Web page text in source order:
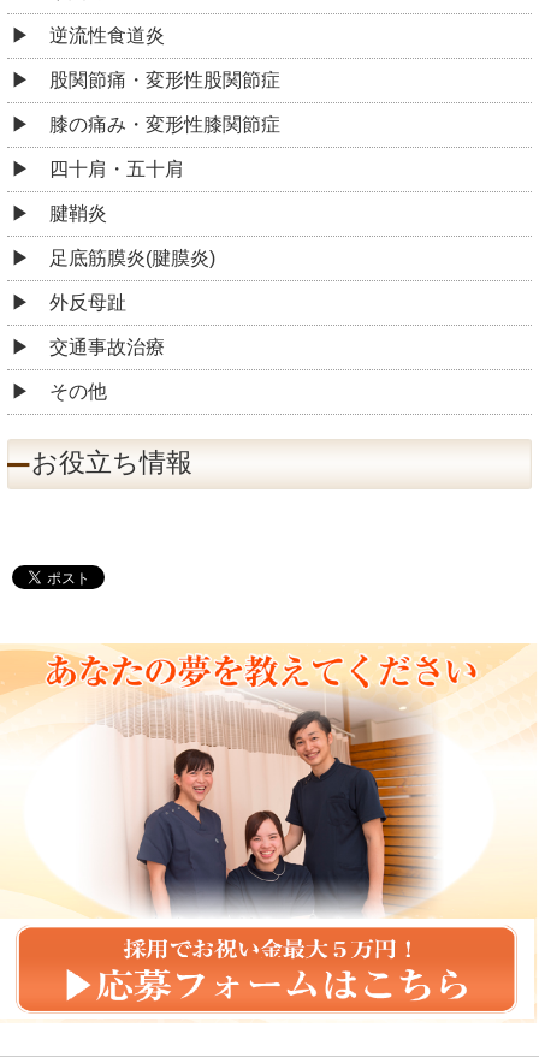
逆流性食道炎
股関節痛・変形性股関節症
膝の痛み・変形性膝関節症
四十肩・五十肩
腱鞘炎
足底筋膜炎(腱膜炎)
外反母趾
交通事故治療
その他
お役立ち情報